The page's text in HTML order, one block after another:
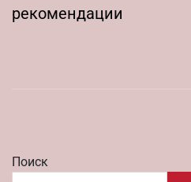
рекомендации
Поиск